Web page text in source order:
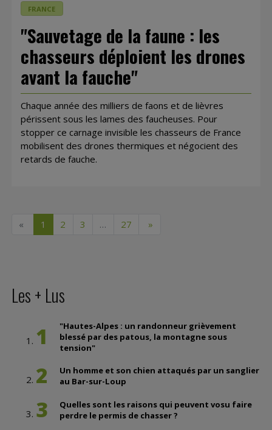
FRANCE
"Sauvetage de la faune : les
chasseurs déploient les drones
avant la fauche"
Chaque année des milliers de faons et de lièvres
périssent sous les lames des faucheuses. Pour
stopper ce carnage invisible les chasseurs de France
mobilisent des drones thermiques et négocient des
retards de fauche.
« 1 2 3 … 27 »
Les + Lus
1
"Hautes-Alpes : un randonneur grièvement
blessé par des patous, la montagne sous
tension"
2
Un homme et son chien attaqués par un sanglier
au Bar-sur-Loup
3
Quelles sont les raisons qui peuvent vosu faire
perdre le permis de chasser ?